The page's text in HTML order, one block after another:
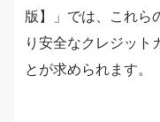
版】」では、これら
り安全なクレジット
とが求められます。